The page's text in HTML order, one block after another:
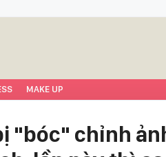
MAKE UP
"bóc" chỉnh